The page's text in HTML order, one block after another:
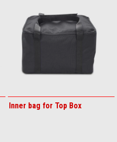
Inner bag for Top Box